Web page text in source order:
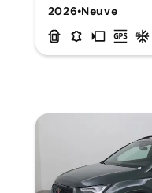
2026•Neuve